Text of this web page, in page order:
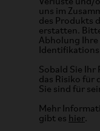
uns im
des Produkts
erstatten.
Abholung Ihre
Sobald Sie
das Risiko für
Sie sind für
Mehr
gibt es hier.